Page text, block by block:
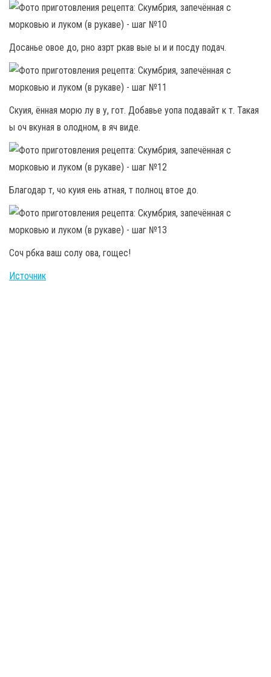
Досанье овое до, рно азрт ркав вые ы и и посду подач.
Скуия, ённая морю лу в у, гот. Добавье уопа подавайт к т. Такая
ы оч вкуная в олодном, в яч виде.
Благодар т, чо куия ень атная, т полноц втое до.
Соч рбка ваш солу ова, гощес!
Источник